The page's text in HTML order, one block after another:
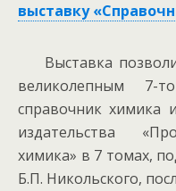
выставку
Выставка
великолепным 7-
справочник химика
издательства
химика» в 7 томах,
Б.П. Никольского,